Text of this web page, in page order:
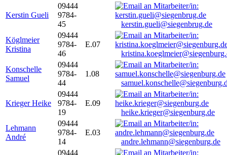
Kerstin Gueli
09444
9784-
45
kerstin.gueli@siegenbrug.de
Köglmeier
Kristina
09444
9784-
46
E.07
Konschelle
Samuel
09444
9784-
44
1.08
Krieger Heike
09444
9784-
19
E.09
heike.krieger@siegenburg.de
Lehmann
André
09444
9784-
14
E.03
andre.lehmann@siegenburg.de
09444